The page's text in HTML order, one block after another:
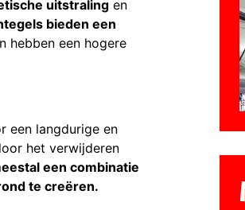
uitstraling en
bieden een
hebben een hogere
een langdurige en
het verwijderen
een combinatie
te creëren.